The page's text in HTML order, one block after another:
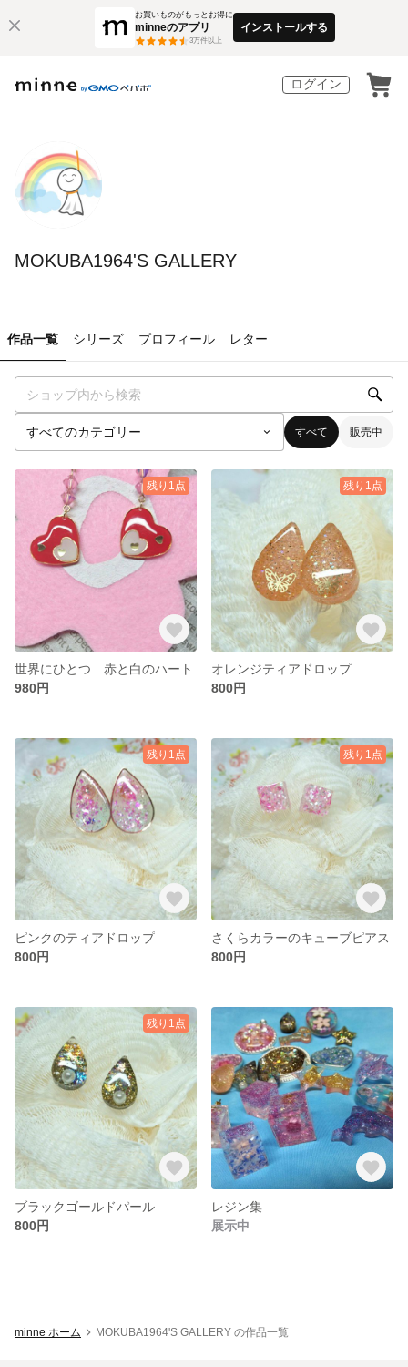
お買いものがもっとお得に
minneのアプリ
3万件以上
インストールする
ログイン
MOKUBA1964'S GALLERY
作品一覧 シリーズ プロフィール レター
すべて 販売中
残り1点
世界にひとつ 赤と白のハート
980円
残り1点
オレンジティアドロップ
800円
残り1点
ピンクのティアドロップ
800円
残り1点
さくらカラーのキューブピアス
800円
残り1点
ブラックゴールドパール
800円
レジン集
展示中
minne ホーム MOKUBA1964'S GALLERY の作品一覧